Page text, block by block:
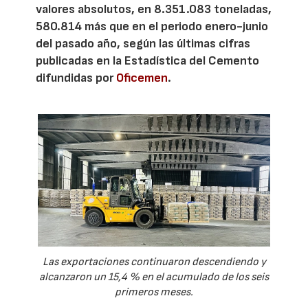
valores absolutos, en 8.351.083 toneladas,
580.814 más que en el periodo enero-junio
del pasado año, según las últimas cifras
publicadas en la Estadística del Cemento
difundidas porOficemen.
Las exportaciones continuaron descendiendo y
alcanzaron un 15,4 % en el acumulado de los seis
primeros meses.